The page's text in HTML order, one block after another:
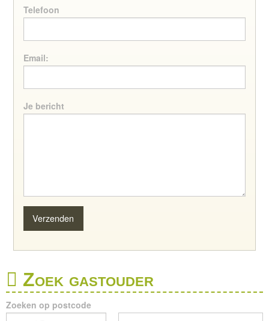
Telefoon
Email:
Je bericht
Zoek gastouder
Zoeken op postcode